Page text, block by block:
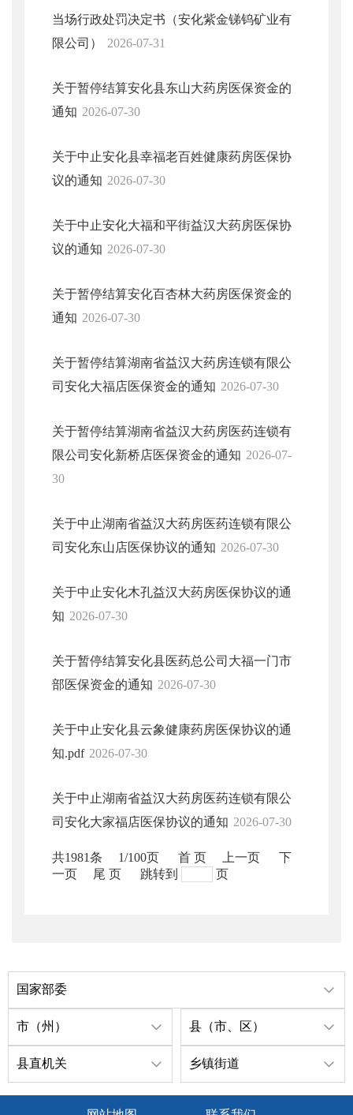
当场行政处罚决定书（安化紫金锑钨矿业有
限公司）
2026-07-31
关于暂停结算安化县东山大药房医保资金的
通知 2026-07-30
关于中止安化县幸福老百姓健康药房医保协
议的通知 2026-07-30
关于中止安化大福和平街益汉大药房医保协
议的通知 2026-07-30
关于暂停结算安化百杏林大药房医保资金的
通知 2026-07-30
关于暂停结算湖南省益汉大药房连锁有限公
司安化大福店医保资金的通知 2026-07-30
关于暂停结算湖南省益汉大药房医药连锁有
限公司安化新桥店医保资金的通知 2026-07-
30
关于中止湖南省益汉大药房医药连锁有限公
司安化东山店医保协议的通知 2026-07-30
关于中止安化木孔益汉大药房医保协议的通
知 2026-07-30
关于暂停结算安化县医药总公司大福一门市
部医保资金的通知 2026-07-30
关于中止安化县云象健康药房医保协议的通
知.pdf 2026-07-30
关于中止湖南省益汉大药房医药连锁有限公
司安化大家福店医保协议的通知 2026-07-30
共1981条 1/100页 首 页 上一页
下
一页
尾 页 跳转到 页
国家部委
市（州） 县（市、区）
县直机关 乡镇街道